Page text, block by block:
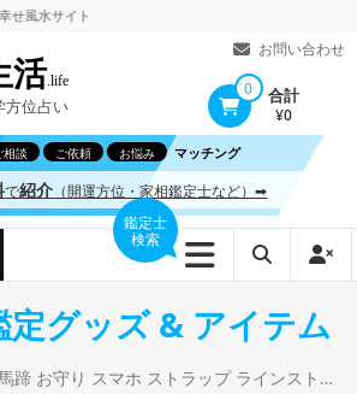
サイト
お問い合わせ
活.life
方位占い
0 合計
¥0
相談 ご依頼 お悩み マッチング
で紹介 （開運方位・家相鑑定士など）➡
鑑定士
検索
定グッズ & アイテム
守り スマホ ストラップ ラインストーン入り 2026年 午年 干支 馬